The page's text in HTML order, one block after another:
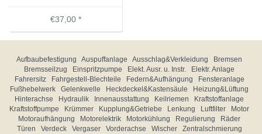
€37,00 *
Aufbaubefestigung Auspuffanlage Ausschlag&Verkleidung
Bremsen
Bremsseilzug
Einspritzpumpe Elekt. Ausr. u. Instr.
Elektr. Anlage
Fahrersitz
Fahrgestell-Blechteile Federn&Aufhängung
Fensteranlage
Fußhebelwerk
Gelenkwelle Heckdeckel&Kastensäule
Heizung&Lüftung
Hinterachse
Hydraulik Innenausstattung Keilriemen
Kraftstoffanlage
Kraftstoffpumpe
Krümmer Kupplung&Getriebe Lenkung Luftfilter
Motor
Motoraufhängung
Motorelektrik Motorkühlung Regulierung
Räder
Türen
Verdeck Vergaser Vorderachse Wischer
Zentralschmierung